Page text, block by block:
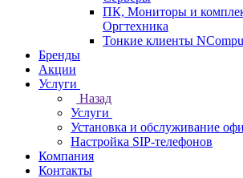
ПК, Мониторы и
Оргтехника
Тонкие клиенты
Бренды
Акции
Услуги
Назад
Услуги
Установка и обслуживание
Настройка SIP-телефонов
Компания
Контакты